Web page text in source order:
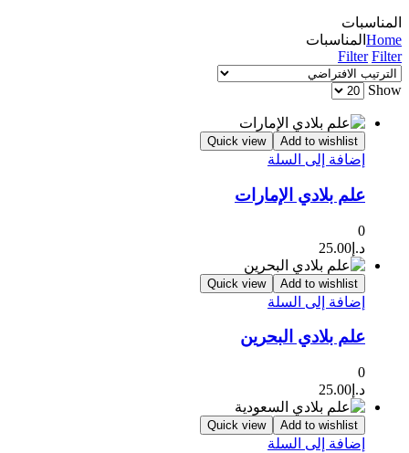
المناسبات
Home المناسبات
Filter Filter
Show
Add to wishlist
Quick view
إضافة إلى السلة
علم بلادي الإمارات
0
د.إ 25.00
Add to wishlist
Quick view
إضافة إلى السلة
علم بلادي البحرين
0
د.إ 25.00
Add to wishlist
Quick view
إضافة إلى السلة